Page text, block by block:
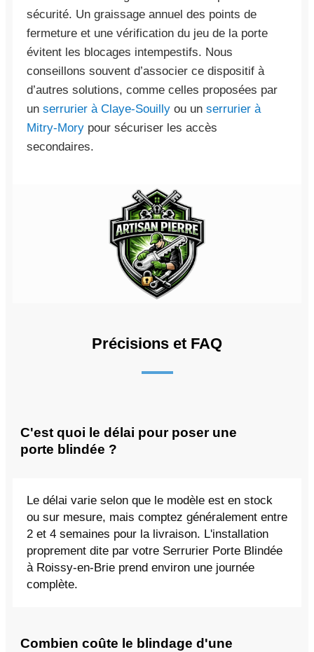
sécurité. Un graissage annuel des points de
fermeture et une vérification du jeu de la porte
évitent les blocages intempestifs. Nous
conseillons souvent d’associer ce dispositif à
d’autres solutions, comme celles proposées par
un serrurier à Claye-Souilly ou un serrurier à
Mitry-Mory pour sécuriser les accès
secondaires.
Précisions et FAQ
C'est quoi le délai pour poser une
porte blindée ?
Le délai varie selon que le modèle est en stock
ou sur mesure, mais comptez généralement entre
2 et 4 semaines pour la livraison. L'installation
proprement dite par votre Serrurier Porte Blindée
à Roissy-en-Brie prend environ une journée
complète.
Combien coûte le blindage d'une